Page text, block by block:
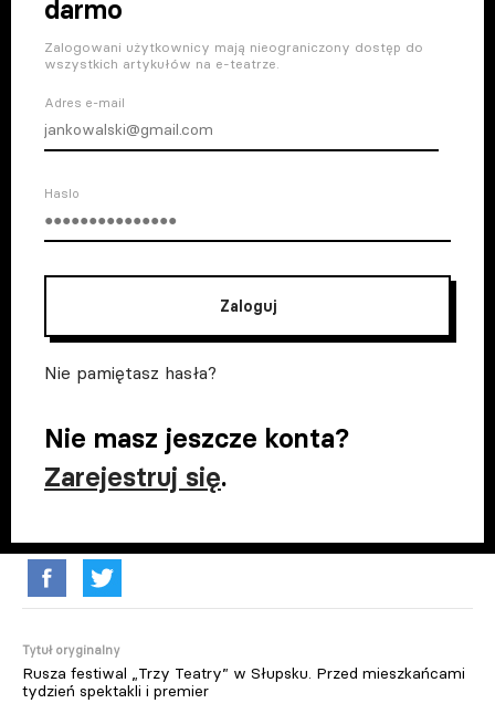
darmo
Zalogowani użytkownicy mają nieograniczony dostęp do
wszystkich artykułów na e-teatrze.
Adres e-mail
Haslo
Zaloguj
Nie pamiętasz hasła?
Nie masz jeszcze konta?
Zarejestruj się.
Tytuł oryginalny
Rusza festiwal „Trzy Teatry” w Słupsku. Przed mieszkańcami
tydzień spektakli i premier